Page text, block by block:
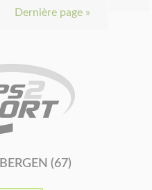
Dernière page »
(67)